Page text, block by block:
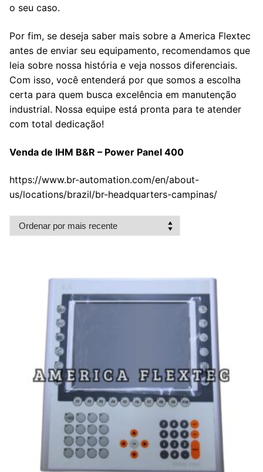
o seu caso.
Por fim, se deseja saber mais sobre a America Flextec
antes de enviar seu equipamento, recomendamos que
leia sobre nossa história e veja nossos diferenciais.
Com isso, você entenderá por que somos a escolha
certa para quem busca excelência em manutenção
industrial. Nossa equipe está pronta para te atender
com total dedicação!
Venda de IHM B&R – Power Panel 400
https://www.br-automation.com/en/about-
us/locations/brazil/br-headquarters-campinas/